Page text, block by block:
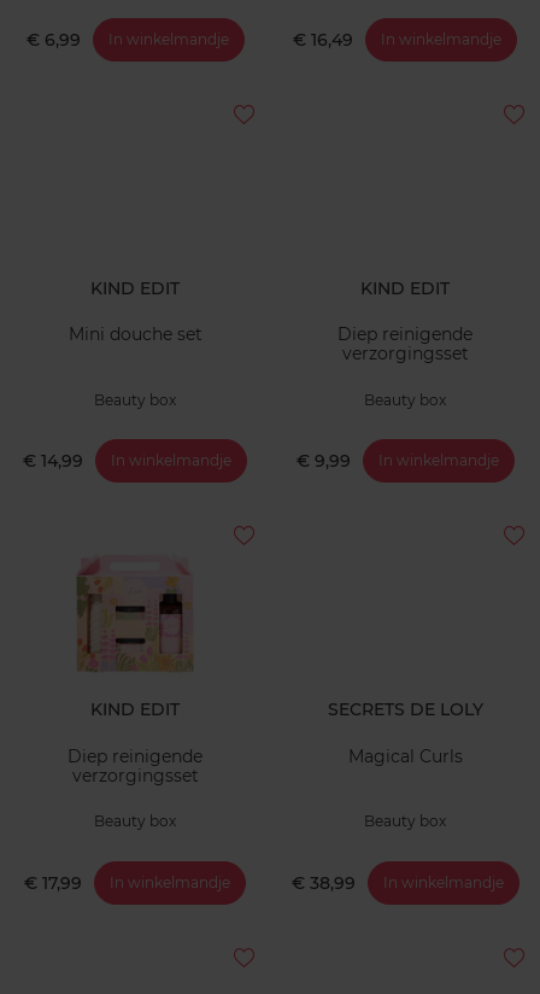
€ 6,99 In winkelmandje € 16,49 In winkelmandje
KIND EDIT
Mini douche set
Beauty box
€ 14,99 In winkelmandje
KIND EDIT
Diep reinigende
verzorgingsset
Beauty box
€ 9,99 In winkelmandje
KIND EDIT
Diep reinigende
verzorgingsset
Beauty box
€ 17,99 In winkelmandje
SECRETS DE LOLY
Magical Curls
Beauty box
€ 38,99 In winkelmandje